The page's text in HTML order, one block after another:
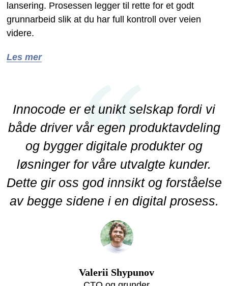
lansering. Prosessen legger til rette for et godt
grunnarbeid slik at du har full kontroll over veien
videre.
Les mer
Innocode er et unikt selskap fordi vi
både driver vår egen produktavdeling
og bygger digitale produkter og
løsninger for våre utvalgte kunder.
Dette gir oss god innsikt og forståelse
av begge sidene i en digital prosess.
Valerii Shypunov